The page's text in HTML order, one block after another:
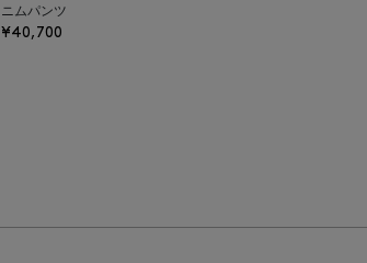
ニムパンツ
¥40,700